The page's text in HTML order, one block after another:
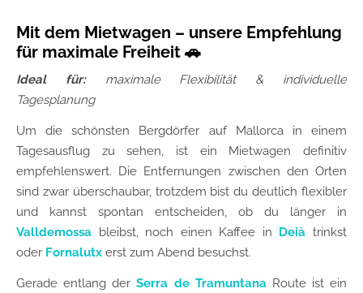
Mit dem Mietwagen – unsere Empfehlung
für maximale Freiheit 🚗
Ideal für:maximale Flexibilität & individuelle
Tagesplanung
Um die schönsten Bergdörfer auf Mallorca in einem
Tagesausflug zu sehen, ist ein Mietwagen definitiv
empfehlenswert. Die Entfernungen zwischen den Orten
sind zwar überschaubar, trotzdem bist du deutlich flexibler
und kannst spontan entscheiden, ob du länger in
Valldemossa bleibst, noch einen Kaffee in Deià trinkst
oder Fornalutx erst zum Abend besuchst.
Gerade entlang derSerra de TramuntanaRoute ist ein